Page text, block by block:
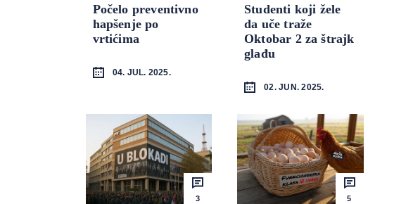
Počelo preventivno
hapšenje po
vrtićima
04. JUL. 2025.
Studenti koji žele
da uče traže
Oktobar 2 za štrajk
glađu
02. JUN. 2025.
3 5